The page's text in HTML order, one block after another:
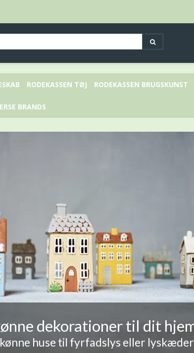
RODEKASSEN TØJ RODEKASSEN BRUGSKUNST
BRANDS
dekorationer til dit
huse til fyrfadslys eller